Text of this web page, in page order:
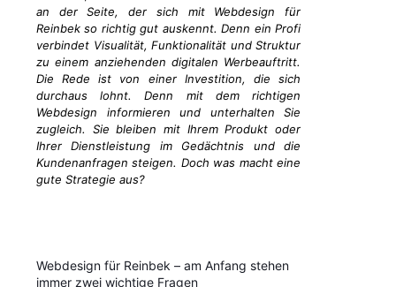
an der Seite, der sich mit Webdesign für
Reinbek so richtig gut auskennt. Denn ein Profi
verbindet Visualität, Funktionalität und Struktur
zu einem anziehenden digitalen Werbeauftritt.
Die Rede ist von einer Investition, die sich
durchaus lohnt. Denn mit dem richtigen
Webdesign informieren und unterhalten Sie
zugleich. Sie bleiben mit Ihrem Produkt oder
Ihrer Dienstleistung im Gedächtnis und die
Kundenanfragen steigen. Doch was macht eine
gute Strategie aus?
Webdesign für Reinbek – am Anfang stehen
immer zwei wichtige Fragen